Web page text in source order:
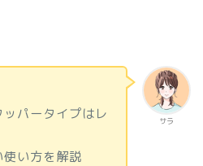
サラ
パータイプはレ
い方を解説